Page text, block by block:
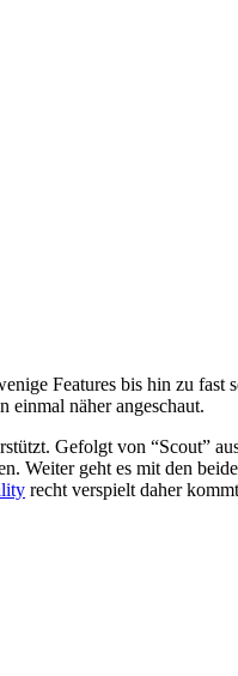
Features bis hin zu fast
einmal näher angeschaut.
Gefolgt von “Scout”
Weiter geht es mit den
recht verspielt daher